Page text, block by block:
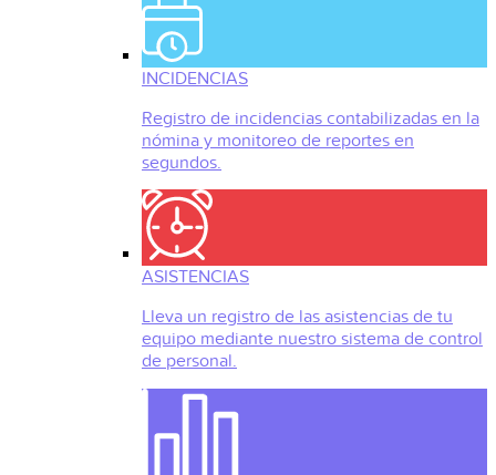
INCIDENCIAS
Registro de incidencias contabilizadas en la
nómina y monitoreo de reportes en
segundos.
ASISTENCIAS
Lleva un registro de las asistencias de tu
equipo mediante nuestro sistema de control
de personal.